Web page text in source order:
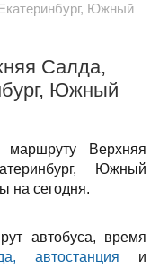
Южный
Салда,
Южный
маршруту Верхняя
Южный
на сегодня.
автобуса, время
автостанция и